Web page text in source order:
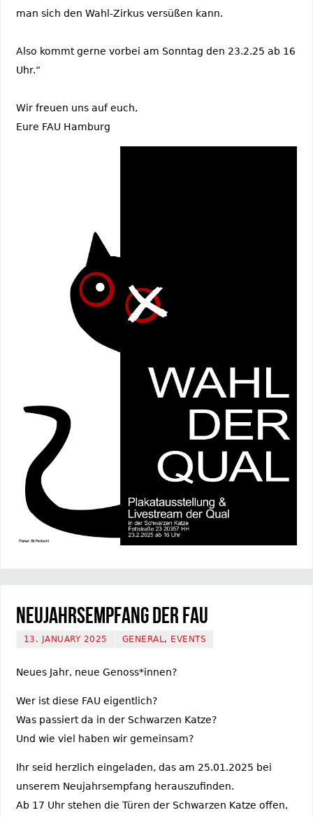
man sich den Wahl-Zirkus versüßen kann.
Also kommt gerne vorbei am Sonntag den 23.2.25 ab 16
Uhr.“
Wir freuen uns auf euch,
Eure FAU Hamburg
Neujahrsempfang der FAU
13. JANUARY 2025 GENERAL , EVENTS
Neues Jahr, neue Genoss*innen?
Wer ist diese FAU eigentlich?
Was passiert da in der Schwarzen Katze?
Und wie viel haben wir gemeinsam?
Ihr seid herzlich eingeladen, das am 25.01.2025 bei
unserem Neujahrsempfang herauszufinden.
Ab 17 Uhr stehen die Türen der Schwarzen Katze offen,